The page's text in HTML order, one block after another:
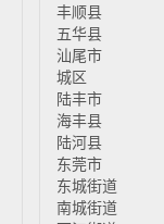
丰顺县
五华县
汕尾市
城区
陆丰市
海丰县
陆河县
东莞市
东城街道
南城街道